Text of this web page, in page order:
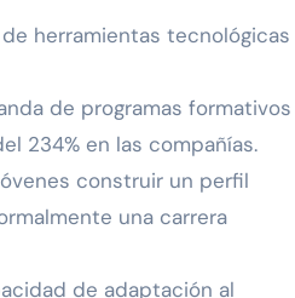
herramientas tecnológicas
de programas formativos
234% en las compañías.
construir un perfil
una carrera
de adaptación al